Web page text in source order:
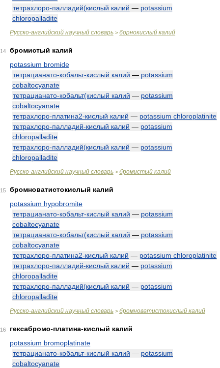
тетрахлоро-палладий(кислый калий — potassium
chloropalladite
Русско-английский научный словарь > борнокислый калий
14
бромистый калий
potassium bromide
тетрацианато-кобальт-кислый калий — potassium
cobaltocyanate
тетрацианато-кобальт(кислый калий — potassium
cobaltocyanate
тетрахлоро-платина2-кислый калий — potassium chloroplatinite
тетрахлоро-палладий-кислый калий — potassium
chloropalladite
тетрахлоро-палладий(кислый калий — potassium
chloropalladite
Русско-английский научный словарь > бромистый калий
15
бромноватистокислый калий
potassium hypobromite
тетрацианато-кобальт-кислый калий — potassium
cobaltocyanate
тетрацианато-кобальт(кислый калий — potassium
cobaltocyanate
тетрахлоро-платина2-кислый калий — potassium chloroplatinite
тетрахлоро-палладий-кислый калий — potassium
chloropalladite
тетрахлоро-палладий(кислый калий — potassium
chloropalladite
Русско-английский научный словарь > бромноватистокислый калий
16
гексабромо-платина-кислый калий
potassium bromoplatinate
тетрацианато-кобальт-кислый калий — potassium
cobaltocyanate